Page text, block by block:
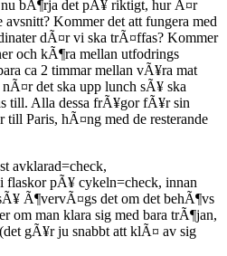
bÃ¶rja det pÃ¥ riktigt, hur Ã¤r
Kommer det att fungera med
dÃ¤r vi ska trÃ¤ffas? Kommer
och kÃ¶ra mellan utfodrings
ca 2 timmar mellan vÃ¥ra mat
det ska upp lunch sÃ¥ ska
till. Alla dessa frÃ¥gor fÃ¥r sin
till Paris, hÃ¤ng med de resterande
avklarad=check,
flaskor pÃ¥ cykeln=check, innan
Ã¶vervÃ¤gs det om det behÃ¶vs
om man klara sig med bara trÃ¶jan,
gÃ¥r ju snabbt att klÃ¤ av sig